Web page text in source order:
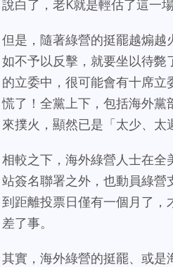
說白了，老K就是輕估了這一
但是，隨著綠營的挺罷越煽越
如不予以反擊，就要坐以待
的立委中，很可能會有十席
慌了！全黨上下，包括海外
來撲火，顯然已是「太少、太
相較之下，海外綠營人士在
站簽名聯署之外，也動員綠
到距離投票日僅有一個月了
差了事。
其實，海外綠營的挺罷、或是